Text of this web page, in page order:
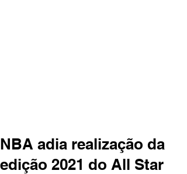
NBA adia realização da
edição 2021 do All Star